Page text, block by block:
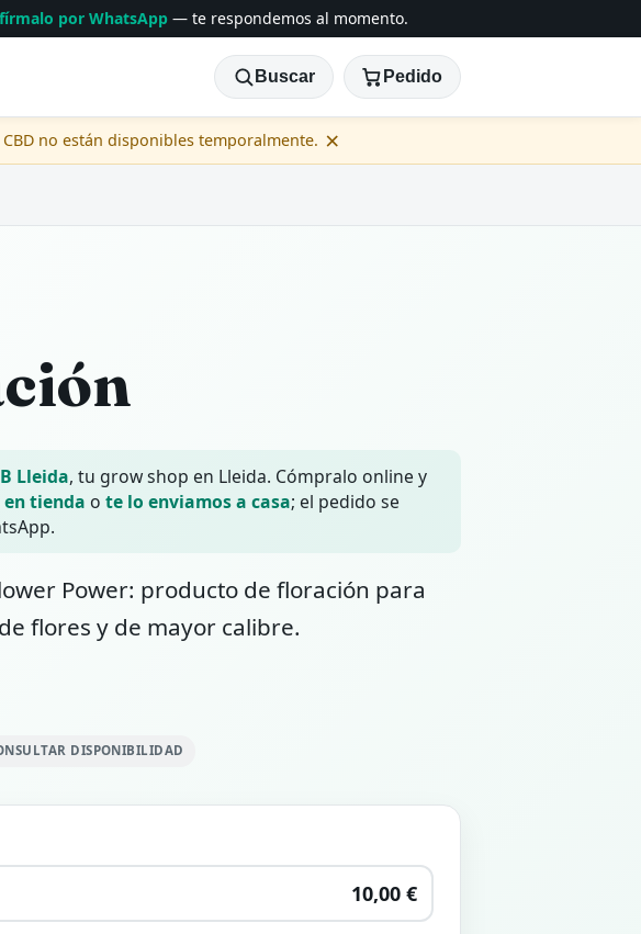
por WhatsApp— te respondemos al momento.
Buscar Pedido
no están disponibles temporalmente. ×
Lleida, tu grow shop en Lleida. Cómpralo online y
tienda o te lo enviamos a casa; el pedido se
Power: producto de floración para
flores y de mayor calibre.
DISPONIBILIDAD
10,00 €